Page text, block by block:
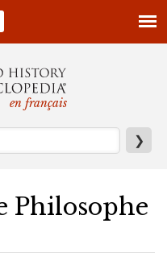
en français
❯
Philosophe